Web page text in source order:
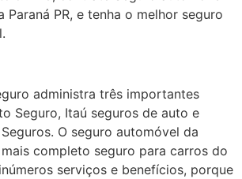
Paraná PR, e tenha o melhor seguro
administra três importantes
Seguro, Itaú seguros de auto e
O seguro automóvel da
completo seguro para carros do
serviços e benefícios, porque